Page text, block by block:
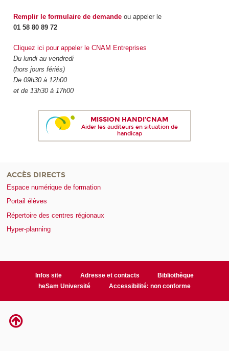
Remplir le formulaire de demandeou appeler le
01 58 80 89 72
Cliquez ici pour appeler le CNAM Entreprises
Du lundi au vendredi
(hors jours fériés)
De 09h30 à 12h00
et de 13h30 à 17h00
MISSION HANDI'CNAM
Aider les auditeurs en situation de
handicap
ACCÈS DIRECTS
Espace numérique de formation
Portail élèves
Répertoire des centres régionaux
Hyper-planning
Infos site Adresse et contacts
Bibliothèque
heSam Université
Accessibilité: non conforme